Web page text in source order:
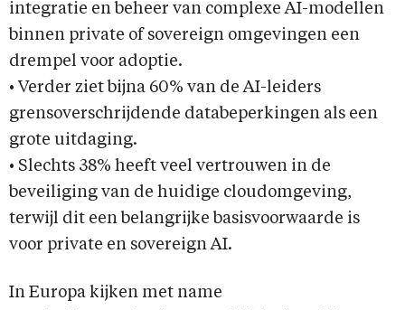
integratie en beheer van complexe AI-modellen
binnen private of sovereign omgevingen een
drempel voor adoptie.
• Verder ziet bijna 60% van de AI-leiders
grensoverschrijdende databeperkingen als een
grote uitdaging.
• Slechts 38% heeft veel vertrouwen in de
beveiliging van de huidige cloudomgeving,
terwijl dit een belangrijke basisvoorwaarde is
voor private en sovereign AI.
In Europa kijken met name